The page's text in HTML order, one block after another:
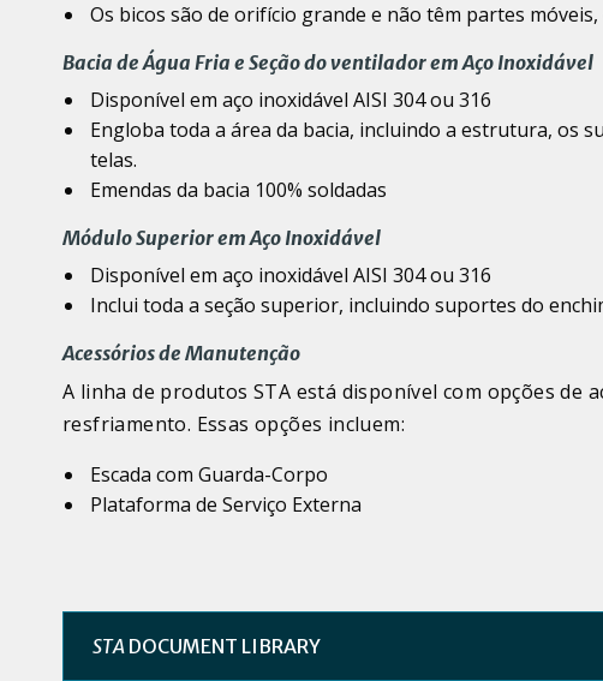
Os bicos são de orifício grande e não têm partes
Bacia de Água Fria e Seção do ventilador em Aço Inoxidável
Disponível em aço inoxidável AISI 304 ou 316
Engloba toda a área da bacia, incluindo a estrutura, os
telas.
Emendas da bacia 100% soldadas
Módulo Superior em Aço Inoxidável
Disponível em aço inoxidável AISI 304 ou 316
Inclui toda a seção superior, incluindo suportes do
Acessórios de Manutenção
A linha de produtos STA está disponível com opções de
resfriamento. Essas opções incluem:
Escada com Guarda-Corpo
Plataforma de Serviço Externa
STA DOCUMENT LIBRARY